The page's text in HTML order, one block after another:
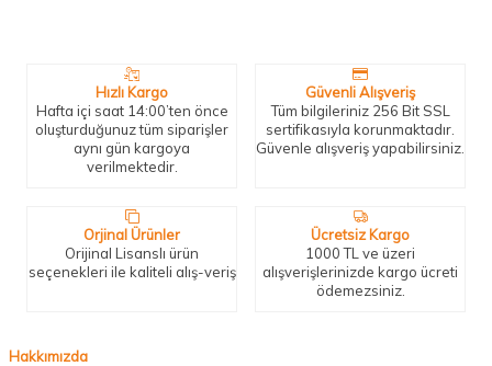
Hızlı Kargo
Hafta içi saat 14:00’ten önce
oluşturduğunuz tüm siparişler
aynı gün kargoya
verilmektedir.
Güvenli Alışveriş
Tüm bilgileriniz 256 Bit SSL
sertifikasıyla korunmaktadır.
Güvenle alışveriş yapabilirsiniz.
Orjinal Ürünler
Orijinal Lisanslı ürün
seçenekleri ile kaliteli alış-veriş
Ücretsiz Kargo
1000 TL ve üzeri
alışverişlerinizde kargo ücreti
ödemezsiniz.
Hakkımızda